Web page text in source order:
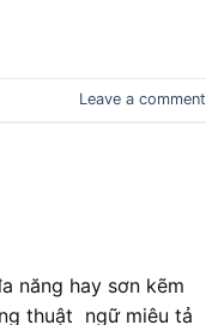
Leave a comment
năng hay sơn kẽm
thuật ngữ miêu tả